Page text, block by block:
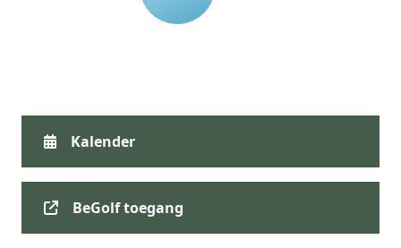
Kalender
BeGolf toegang